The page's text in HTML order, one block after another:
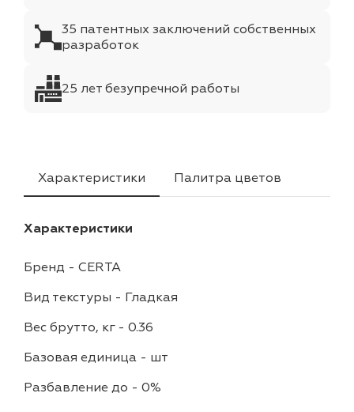
35 патентных заключений собственных
разработок
25 лет безупречной работы
Характеристики Палитра цветов
Характеристики
Бренд - CERTA
Вид текстуры - Гладкая
Вес брутто, кг - 0.36
Базовая единица - шт
Разбавление до - 0%